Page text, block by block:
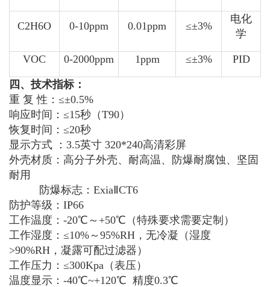
C2H6O 0-10ppm 0.01ppm ≤±3%
电化
学
VOC 0-2000ppm 1ppm ≤±3% PID
四、技术指标：
重 复 性：≤±0.5%
响应时间：≤15秒（T90）
恢复时间：≤20秒
显示方式 ：3.5英寸 320*240高清彩屏
外壳材质：高分子外壳、耐高温、防爆耐腐蚀、坚固
耐用
防爆标志：ExiaⅡCT6
防护等级：IP66
工作温度：-20℃～+50℃（特殊要求需要定制）
工作湿度：≤10%～95%RH，无冷凝（湿度
>90%RH，凝露可配过滤器）
工作压力：≤300Kpa（表压）
温度显示：-40℃~+120℃ 精度0.3℃